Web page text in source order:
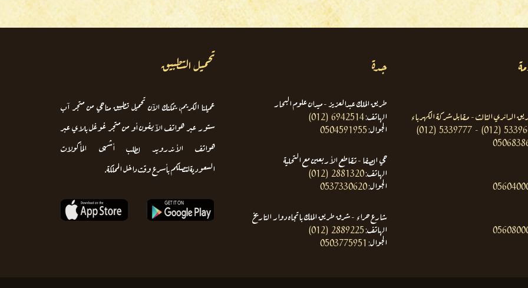
الدائري الثالث - مقابل شركة الكهرباء
(012) 5339777 - (012)
جدة
طريق الملك عبدالعزيز - ميدان علوم البحار
الهاتف:(012) 6942514
الجوال:0504591955
حي الصفا - تقاطع الأربعين مع التحلية
الهاتف:(012) 2881320
الجوال:0537330620
شارع حراء - شرق طريق الملك باتجاه دوار التاريخ
الهاتف:(012) 2889225
الجوال: 0503775951
تحميل التطبيق
عميلنا الكريم، يمكنك الآن تحميل تطبيق مناحي من متجر آب
ستور عبر هواتف الآيفون أو من متجر غوغل بلاي عبر
هواتف الأندرويد لطلب أشهى المأكولات
السعوديةلتصلكم بأسرع وقت داخل المملكة.